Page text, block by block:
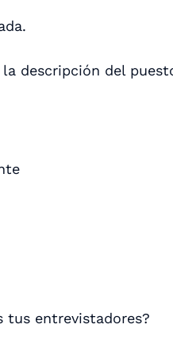
descripción del
tus entrevistadores?